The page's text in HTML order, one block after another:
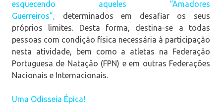
esquecendo aqueles “Amadores
Guerreiros”, determinados em desafiar os seus
próprios limites. Desta forma, destina-se a todas
pessoas com condição física necessária à participação
nesta atividade, bem como a atletas na Federação
Portuguesa de Natação (FPN) e em outras Federações
Nacionais e Internacionais.
Uma Odisseia Épica!